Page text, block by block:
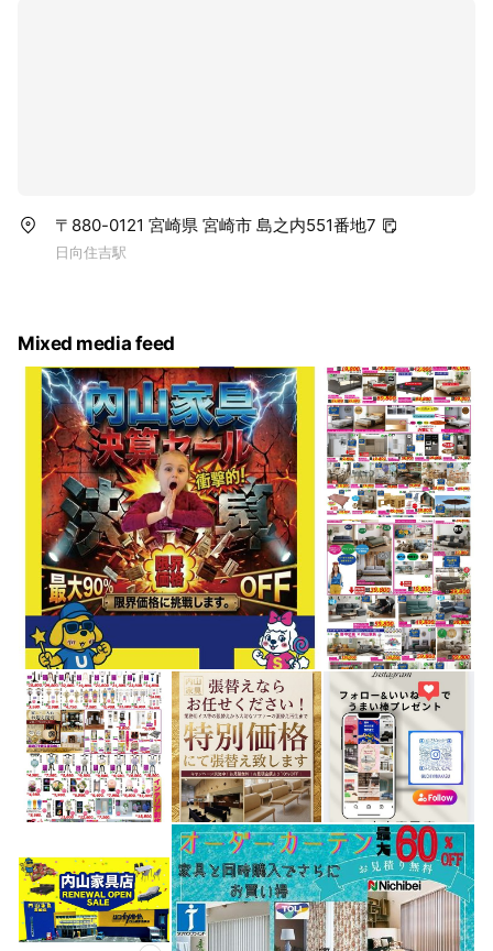
〒880-0121 宮崎県 宮崎市 島之内551番地7
日向住吉駅
Mixed media feed